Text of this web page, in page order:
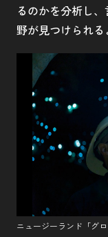
るのかを分析し
野が見つけられる
ニュージーランド「グロ